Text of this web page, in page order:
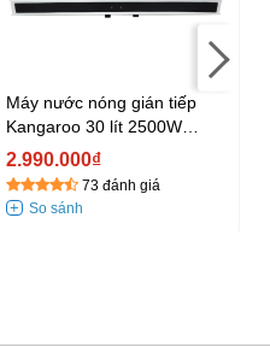
Máy nước nóng gián tiếp
Kangaroo 30 lít 2500W
KG79A3
2.990.000₫
73 đánh giá